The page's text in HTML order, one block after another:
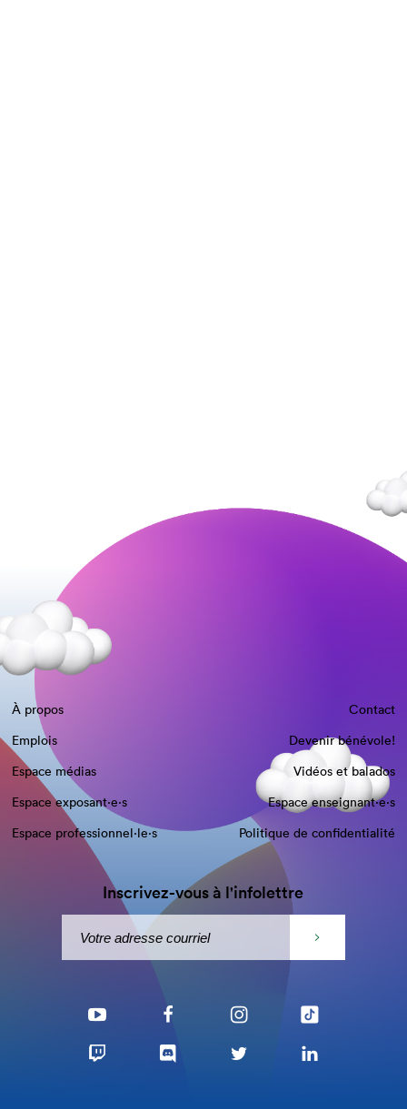
À propos
Contact
Emplois
Devenir bénévole!
Espace médias
Vidéos et balados
Espace exposant·e⋅s
Espace enseignant·e⋅s
Espace professionnel·le⋅s
Politique de confidentialité
Inscrivez-vous à l'infolettre